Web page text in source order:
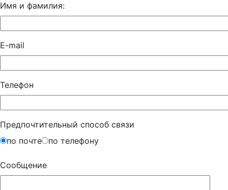
Имя и фамилия:
E-mail
Телефон
Предпочтительный способ связи
по почте
по телефону
Сообщение